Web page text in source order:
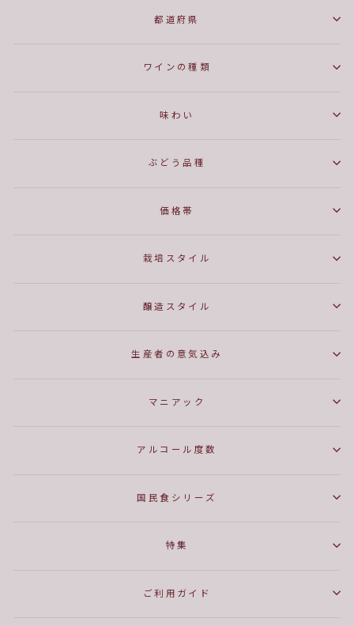
都道府県
ワインの種類
味わい
ぶどう品種
価格帯
栽培スタイル
醸造スタイル
生産者の意気込み
マニアック
アルコール度数
国民食シリーズ
特集
ご利用ガイド